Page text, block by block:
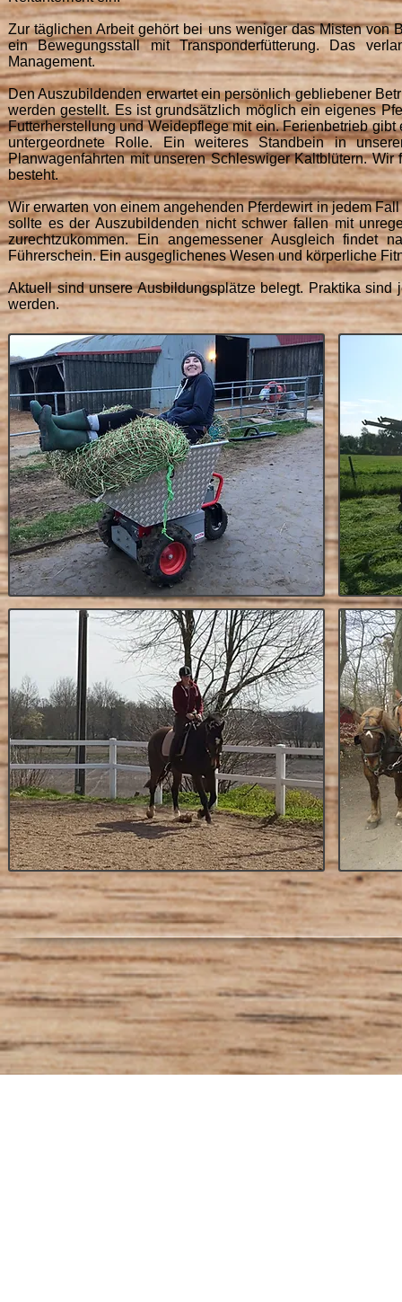
Zur täglichen Arbeit gehört bei uns weniger das Misten
ein Bewegungsstall mit Transponderfütterung. Das
Management.
Den Auszubildenden erwartet ein persönlich gebliebener
werden gestellt. Es ist grundsätzlich möglich ein eigenes
Futterherstellung und Weidepflege mit ein. Ferienbetrieb
untergeordnete Rolle. Ein weiteres Standbein in
Planwagenfahrten mit unseren Schleswiger Kaltblütern.
besteht.
Wir erwarten von einem angehenden Pferdewirt in jedem
sollte es der Auszubildenden nicht schwer fallen mit
zurechtzukommen. Ein angemessener Ausgleich findet
Führerschein. Ein ausgeglichenes Wesen und körperliche
Aktuell sind unsere Ausbildungsplätze belegt. Praktika
werden.